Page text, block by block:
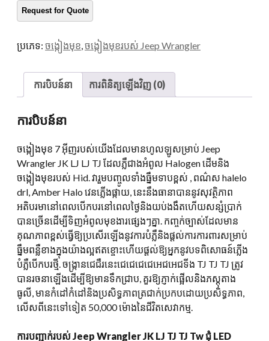
កម្ម
របស់
Chrome
ក្បាល
07-
17
Jeep
Wrangler
គ្មានដែន
កំណត់
jk
4
តវារ
បរិ
មាន
ប្រភេទ: ចង្កៀងមុខ ចង្កៀងមុខរបស់ Jeep Wrangler
ការបិបន៍នា ការពិនិត្យឡើងវិញ (0)
ការបិបន៍នា
ចង្កៀងមុខ 7 អ៊ីញរបស់យើងដែលមានហូលឡូសម្រាប់ Jeep
Wrangler JK LJ LJ TJ ដែលភ្លឺជាងអំពូល Halogen ដើមនិង
ចង្កៀងមុខរបស់ Hid. វារួមបញ្ចូលទាំងធ្នឹមទាបខ្ពស់ , ពណ៌ស halelo
drl, Amber Halo វេនភ្លើងផ្កាយ, នេះនឹងធានាបាននូវសុវត្ថិភាព
អតិបរមានៅពេលបើកបរនៅពេលថ្ងៃនិងយប់ងងឹតហើយសន្សំប្រាក់
បានច្រើនដើម្បីទិញអំពូលមុខងារផ្សេងៗគ្នា. កញ្ចក់ច្បាស់ដែលមាន
គុណភាពខ្ពស់ធ្វើឱ្យប្រសើរឡើងនូវការបំភ្លឺនិងផ្តល់ការការពារសម្រាប់
ធ្នឹមពន្លឺខាងក្នុងយ៉ាងល្អឥតខ្ចោះហើយផ្តល់ឱ្យអ្នកនូវបទពិសោធន៍ភ្លើង
បំភ្លឺបើកបរថ្មី. ចង្ក្រានជេជឺរនេះជេជេជេជេអេជអេជទីង TJ TJ TJ ត្រូវ
បានរចនាឡើងដើម្បីឱ្យមានទឹកជ្រាប, គួរឱ្យភ្ញាក់ផ្អើលនិងភស្តុតាង
ធូលី, មានកំដៅកំដៅនិងប្រសិទ្ធភាពត្រជាក់ប្រកបដោយប្រសិទ្ធភាព,
លើសពីនេះទៅទៀត 50,000 ម៉ោងនៃជីវិតសេវាកម្ម.
ការបញ្ជាក់របស់ Jeep Wrangler JK LJ TJ TJ Tw ជុំ LED